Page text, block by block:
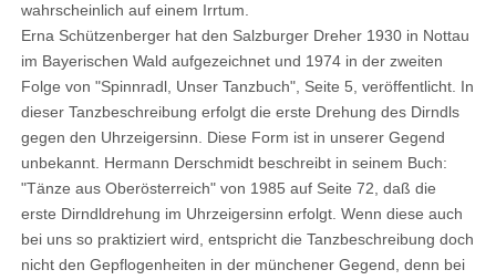
wahrscheinlich auf einem Irrtum.
Erna Schützenberger hat den Salzburger Dreher 1930 in Nottau
im Bayerischen Wald aufgezeichnet und 1974 in der zweiten
Folge von "Spinnradl, Unser Tanzbuch", Seite 5, veröffentlicht. In
dieser Tanzbeschreibung erfolgt die erste Drehung des Dirndls
gegen den Uhrzeigersinn. Diese Form ist in unserer Gegend
unbekannt. Hermann Derschmidt beschreibt in seinem Buch:
"Tänze aus Oberösterreich" von 1985 auf Seite 72, daß die
erste Dirndldrehung im Uhrzeigersinn erfolgt. Wenn diese auch
bei uns so praktiziert wird, entspricht die Tanzbeschreibung doch
nicht den Gepflogenheiten in der münchener Gegend, denn bei